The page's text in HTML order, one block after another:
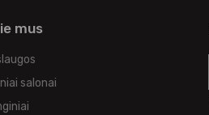
mus
salonai